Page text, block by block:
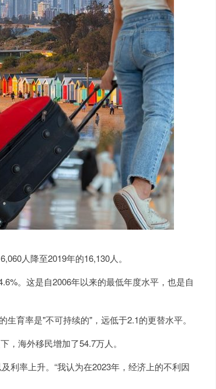
人降至2019年的16,130人。
。这是自2006年以来的最低年度水平，也是自
育率是"不可持续的"，远低于2.1的更替水平。
，海外移民增加了54.7万人。
利率上升。“我认为在2023年，经济上的不利因